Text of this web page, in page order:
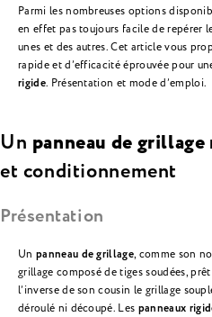
Parmi les nombreuses options
en effet pas toujours facile de repérer
unes et des autres. Cet article vous
rapide et d’efficacité éprouvée pour
rigide. Présentation et mode d’emploi.
Un panneau de
et conditionnement
Présentation
Un panneau de grillage, comme son
grillage composé de tiges soudées,
l’inverse de son cousin le grillage
déroulé ni découpé. Les panneaux